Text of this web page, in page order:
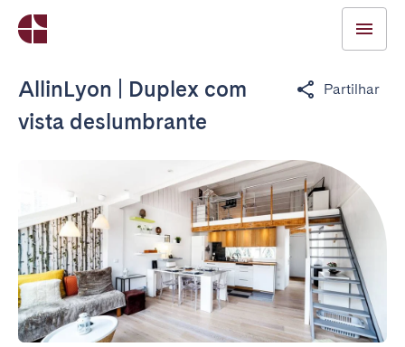
AllinLyon | Duplex com
vista deslumbrante
Partilhar